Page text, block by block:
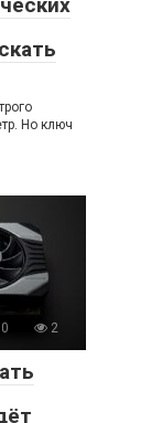
Но ключ
0 2